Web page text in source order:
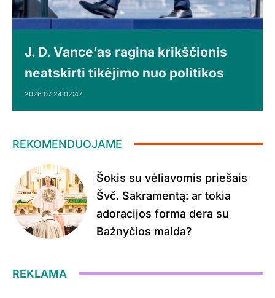
J. D. Vance’as ragina krikščionis
neatskirti tikėjimo nuo politikos
2026 07 24 02:47
REKOMENDUOJAME
Šokis su vėliavomis priešais
Švč. Sakramentą: ar tokia
adoracijos forma dera su
Bažnyčios malda?
REKLAMA